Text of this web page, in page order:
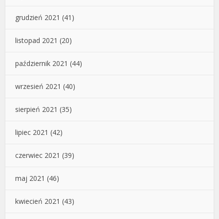
grudzień 2021 (41)
listopad 2021 (20)
październik 2021 (44)
wrzesień 2021 (40)
sierpień 2021 (35)
lipiec 2021 (42)
czerwiec 2021 (39)
maj 2021 (46)
kwiecień 2021 (43)